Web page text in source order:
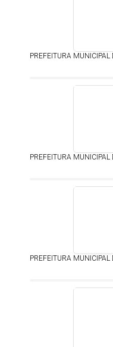
PREFEITURA
PREFEITURA
PREFEITURA